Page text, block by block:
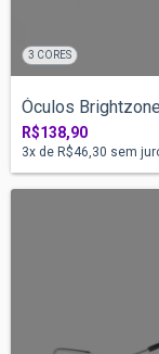
3 CORES
Óculos
R$138,90
3x de R$46,30 sem